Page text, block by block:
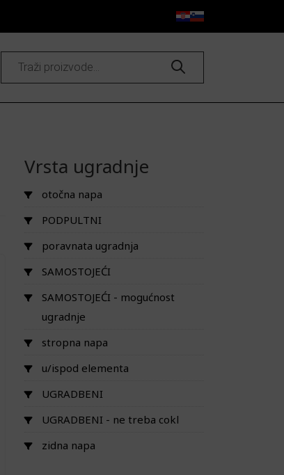
Products
search
Vrsta ugradnje
otočna napa
PODPULTNI
poravnata ugradnja
SAMOSTOJEĆI
SAMOSTOJEĆI - mogućnost
ugradnje
stropna napa
u/ispod elementa
UGRADBENI
UGRADBENI - ne treba cokl
zidna napa